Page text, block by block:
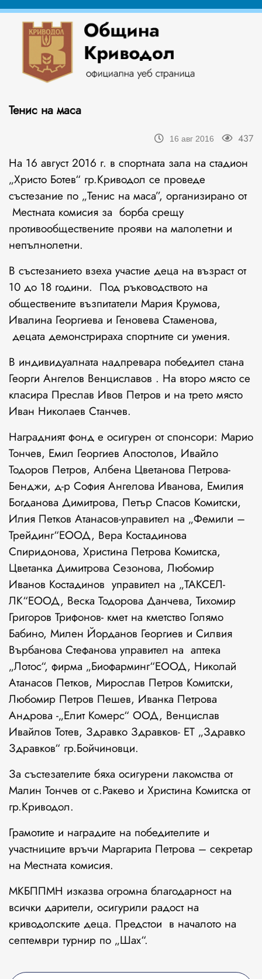
Тенис на маса
16 авг 2016 437
На 16 август 2016 г. в спортната зала на стадион
„Христо Ботев“ гр.Криводол се проведе
състезание по „Тенис на маса”, организирано от
Местната комисия за борба срещу
противообществените прояви на малолетни и
непълнолетни.
В състезанието взеха участие деца на възраст от
10 до 18 години. Под ръководството на
обществените възпитатели Мария Крумова,
Ивалина Георгиева и Геновева Стаменова,
децата демонстрираха спортните си умения.
В индивидуалната надпревара победител стана
Георги Ангелов Венциславов . На второ място се
класира Преслав Ивов Петров и на трето място
Иван Николаев Станчев.
Наградният фонд е осигурен от спонсори: Марио
Тончев, Емил Георгиев Апостолов, Ивайло
Тодоров Петров, Албена Цветанова Петрова-
Бенджи, д-р София Ангелова Иванова, Емилия
Богданова Димитрова, Петър Спасов Комитски,
Илия Петков Атанасов-управител на „Фемили –
Трейдинг“ЕООД, Вера Костадинова
Спиридонова, Христина Петрова Комитска,
Цветанка Димитрова Сезонова, Любомир
Иванов Костадинов управител на „ТАКСЕЛ-
ЛК“ЕООД, Веска Тодорова Данчева, Тихомир
Григоров Трифонов- кмет на кметство Голямо
Бабино, Милен Йорданов Георгиев и Силвия
Върбанова Стефанова управител на аптека
„Лотос“, фирма „Биофарминг“ЕООД, Николай
Атанасов Петков, Мирослав Петров Комитски,
Любомир Петров Пешев, Иванка Петрова
Андрова -„Елит Комерс“ ООД, Венцислав
Ивайлов Тотев, Здравко Здравков- ЕТ „Здравко
Здравков“ гр.Бойчиновци.
За състезателите бяха осигурени лакомства от
Малин Тончев от с.Ракево и Христина Комитска от
гр.Криводол.
Грамотите и наградите на победителите и
участниците връчи Маргарита Петрова – секретар
на Местната комисия.
МКБППМН изказва огромна благодарност на
всички дарители, осигурили радост на
криводолските деца. Предстои в началото на
септември турнир по „Шах“.